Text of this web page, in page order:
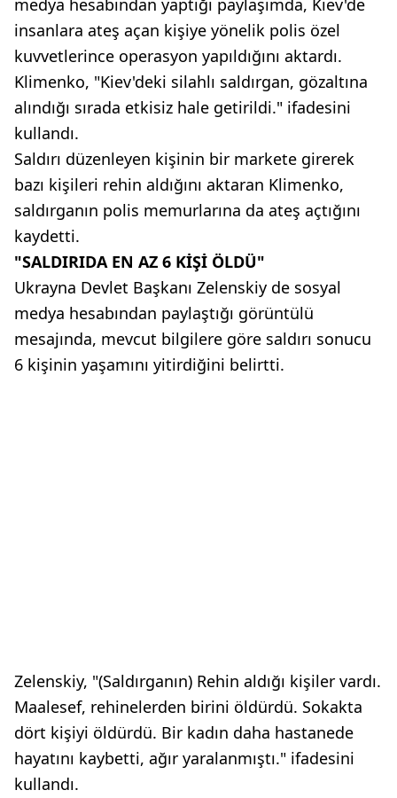
medya hesabından yaptığı paylaşımda, Kiev'de
insanlara ateş açan kişiye yönelik polis özel
kuvvetlerince operasyon yapıldığını aktardı.
Klimenko, "Kiev'deki silahlı saldırgan, gözaltına
alındığı sırada etkisiz hale getirildi." ifadesini
kullandı.
Saldırı düzenleyen kişinin bir markete girerek
bazı kişileri rehin aldığını aktaran Klimenko,
saldırganın polis memurlarına da ateş açtığını
kaydetti.
"SALDIRIDA EN AZ 6 KİŞİ ÖLDÜ"
Ukrayna Devlet Başkanı Zelenskiy de sosyal
medya hesabından paylaştığı görüntülü
mesajında, mevcut bilgilere göre saldırı sonucu
6 kişinin yaşamını yitirdiğini belirtti.
Zelenskiy, "(Saldırganın) Rehin aldığı kişiler vardı.
Maalesef, rehinelerden birini öldürdü. Sokakta
dört kişiyi öldürdü. Bir kadın daha hastanede
hayatını kaybetti, ağır yaralanmıştı." ifadesini
kullandı.